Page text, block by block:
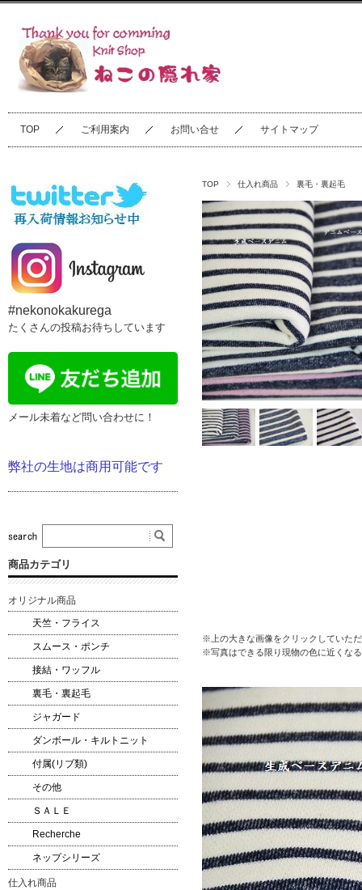
TOP ご利用案内 お問い合せ サイトマップ
TOP 仕入れ商品 裏毛・裏起毛
※上の大きな画像をクリックしていた
※写真はできる限り現物の色に近くな
#nekonokakurega
たくさんの投稿お待ちしています
メール未着など問い合わせに！
弊社の生地は商用可能です
商品カテゴリ
オリジナル商品
天竺・フライス
スムース・ポンチ
接結・ワッフル
裏毛・裏起毛
ジャガード
ダンボール・キルトニット
付属(リブ類)
その他
ＳＡＬＥ
Recherche
ネップシリーズ
仕入れ商品